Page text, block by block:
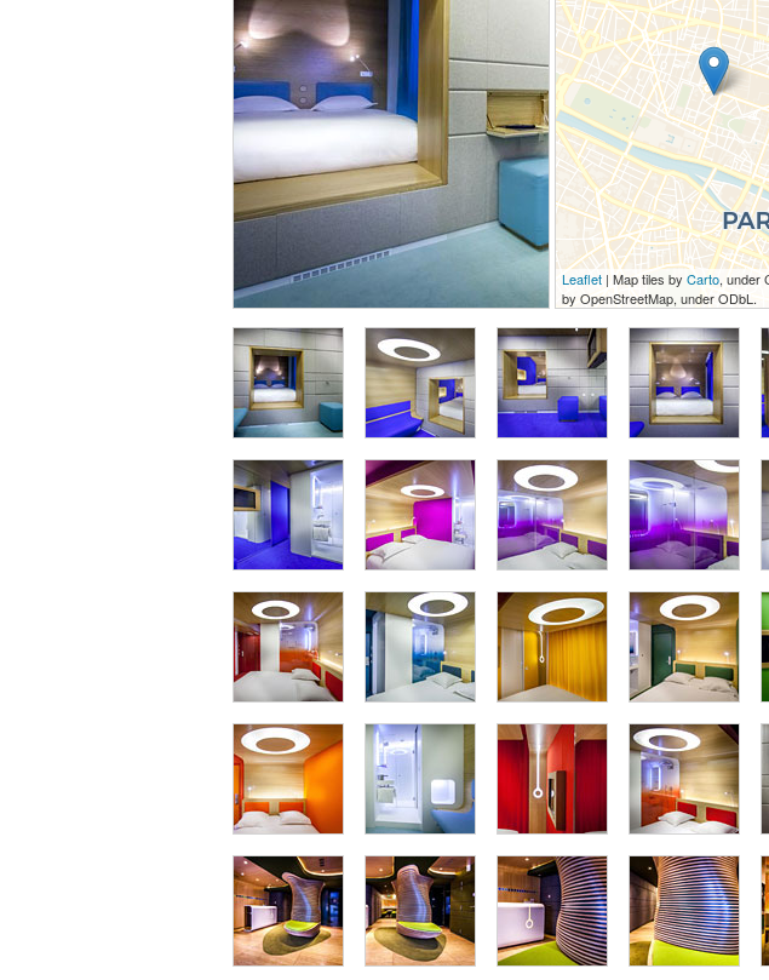
Leaflet | Map tiles by Carto, under
by OpenStreetMap, under ODbL.